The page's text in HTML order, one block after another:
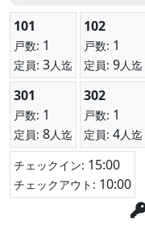
101
戸数: 1
定員: 3人迄
102
戸数: 1
定員: 9人迄
301
戸数: 1
定員: 8人迄
302
戸数: 1
定員: 4人迄
チェックイン: 15:00
チェックアウト: 10:00